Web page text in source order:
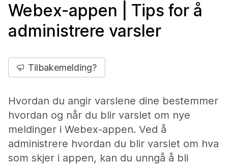
Webex-appen | Tips for å
administrere varsler
Tilbakemelding?
Hvordan du angir varslene dine bestemmer
hvordan og når du blir varslet om nye
meldinger i Webex-appen. Ved å
administrere hvordan du blir varslet om hva
som skjer i appen, kan du unngå å bli